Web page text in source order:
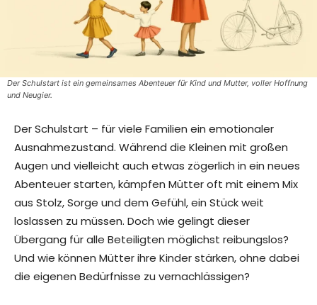
Der Schulstart ist ein gemeinsames Abenteuer für Kind und Mutter, voller Hoffnung
und Neugier.
Der Schulstart – für viele Familien ein emotionaler
Ausnahmezustand. Während die Kleinen mit großen
Augen und vielleicht auch etwas zögerlich in ein neues
Abenteuer starten, kämpfen Mütter oft mit einem Mix
aus Stolz, Sorge und dem Gefühl, ein Stück weit
loslassen zu müssen. Doch wie gelingt dieser
Übergang für alle Beteiligten möglichst reibungslos?
Und wie können Mütter ihre Kinder stärken, ohne dabei
die eigenen Bedürfnisse zu vernachlässigen?